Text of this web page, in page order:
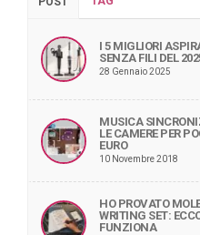
I 5 MIGLIORI
SENZA FILI DEL
28 Gennaio 2025
MUSICA
LE CAMERE PER
EURO
10 Novembre 2018
HO PROVATO
WRITING SET:
FUNZIONA